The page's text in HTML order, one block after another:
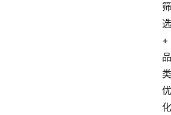
筛
选
+
品
类
优
化